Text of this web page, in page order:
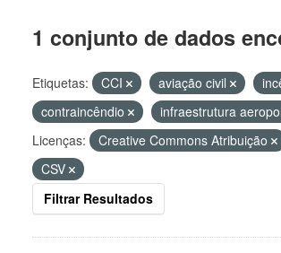
1 conjunto de dados
Etiquetas: CCI aviação civil
contraincêndio
infraestrutura
Licenças:
Creative Commons Atribuição
CSV
Filtrar Resultados